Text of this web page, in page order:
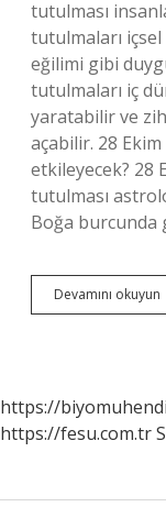
tutulması
tutulmaları
eğilimi gibi
tutulmaları iç
yaratabilir ve
açabilir. 28
etkileyecek? 28
tutulması
Boğa burcunda
Devamını okuyun
https://
https://fesu.com.tr